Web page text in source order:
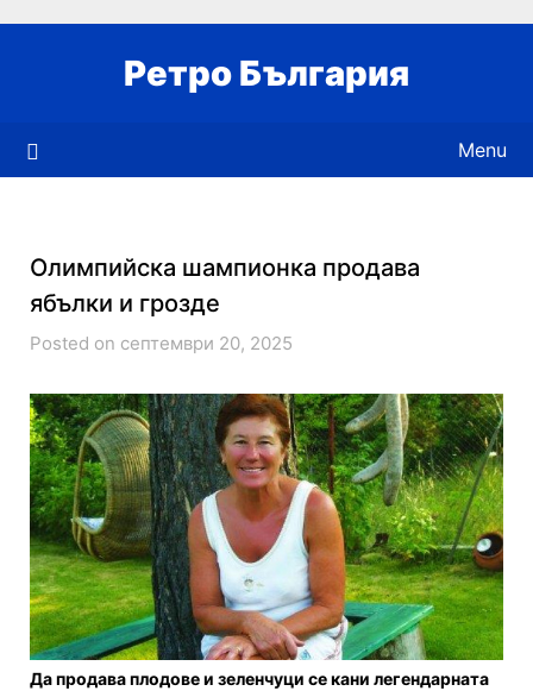
Ретро България
Menu
Олимпийска шампионка продава
ябълки и грозде
Posted on септември 20, 2025
Да продава плодове и зеленчуци се кани легендарната